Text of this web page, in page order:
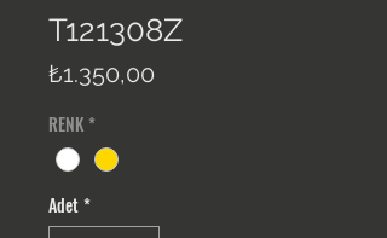
T121308Z
₺1.350,00
RENK *
Adet*